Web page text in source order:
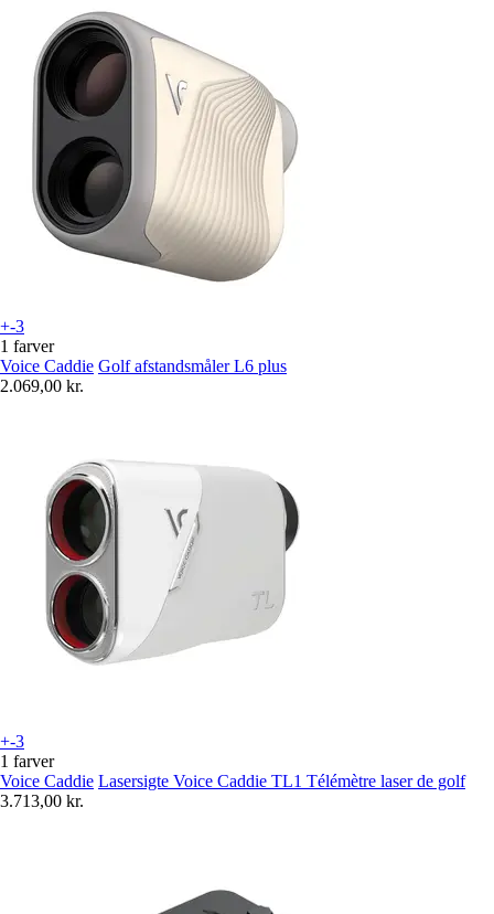
+-3
1 farver
Voice Caddie Golf afstandsmåler L6 plus
2.069,00 kr.
+-3
1 farver
Voice Caddie Lasersigte Voice Caddie TL1 Télémètre laser de golf
3.713,00 kr.